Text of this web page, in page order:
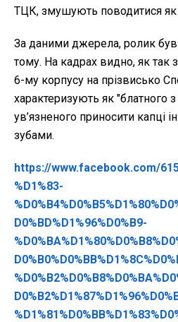
ТЦК, змушують поводитися як
За даними джерела, ролик
тому. На кадрах видно, як так
6-му корпусу на прізвисько
характеризують як "блатного
ув’язненого приносити капці
зубами.
https://www.facebook.com/
%D1%83-
D0%BD%D1%96%D0%B9-